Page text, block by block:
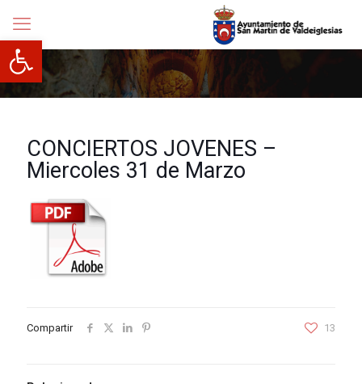
Abrir barra de herramientas
CONCIERTOS JOVENES –
Miercoles 31 de Marzo
Compartir 13